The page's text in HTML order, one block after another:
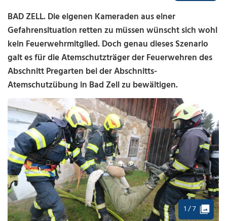
BAD ZELL. Die eigenen Kameraden aus einer
Gefahrensituation retten zu müssen wünscht sich wohl
kein Feuerwehrmitglied. Doch genau dieses Szenario
galt es für die Atemschutzträger der Feuerwehren des
Abschnitt Pregarten bei der Abschnitts-
Atemschutzübung in Bad Zell zu bewältigen.
1 / 7